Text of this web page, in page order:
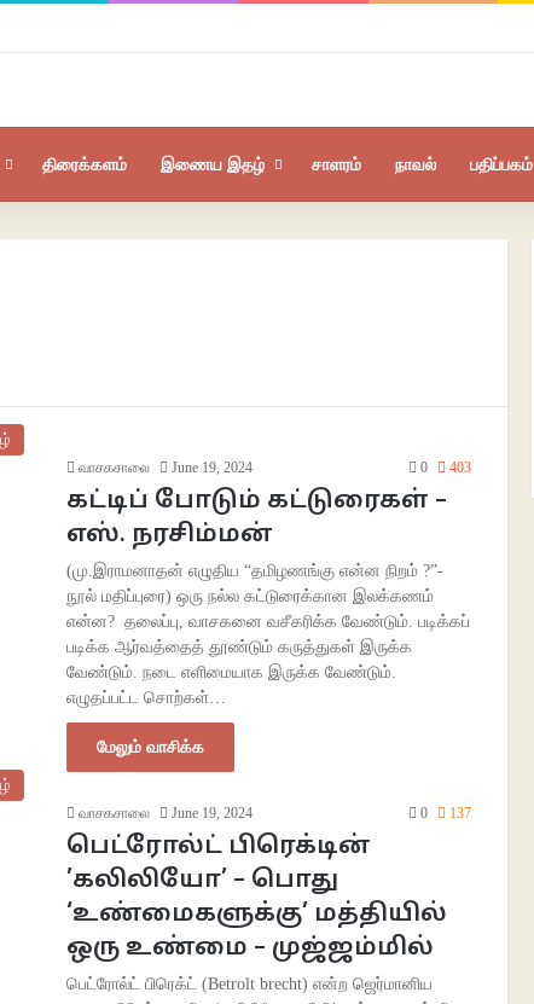
திரைக்களம் இணைய இதழ் சாளரம் நாவல் பதிப்பகம்
வாசகசாலை June 19, 2024 0 403
கட்டிப் போடும் கட்டுரைகள் –
எஸ். நரசிம்மன்
(மு.இராமனாதன் எழுதிய “தமிழணங்கு என்ன நிறம் ?”-
நூல் மதிப்புரை) ஒரு நல்ல கட்டுரைக்கான இலக்கணம்
என்ன? தலைப்பு, வாசகனை வசீகரிக்க வேண்டும். படிக்கப்
படிக்க ஆர்வத்தைத் தூண்டும் கருத்துகள் இருக்க
வேண்டும். நடை எளிமையாக இருக்க வேண்டும்.
எழுதப்பட்ட சொற்கள்…
மேலும் வாசிக்க
வாசகசாலை June 19, 2024 0 137
பெட்ரோல்ட் பிரெக்டின்
’கலிலியோ’ – பொது
‘உண்மைகளுக்கு’ மத்தியில்
ஒரு உண்மை – முஜ்ஜம்மில்
பெட்ரோல்ட் பிரெக்ட் (Betrolt brecht) என்ற ஜெர்மானிய